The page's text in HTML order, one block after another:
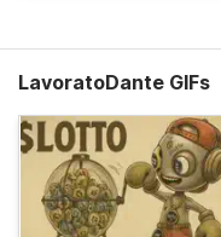
LavoratoDante GIFs